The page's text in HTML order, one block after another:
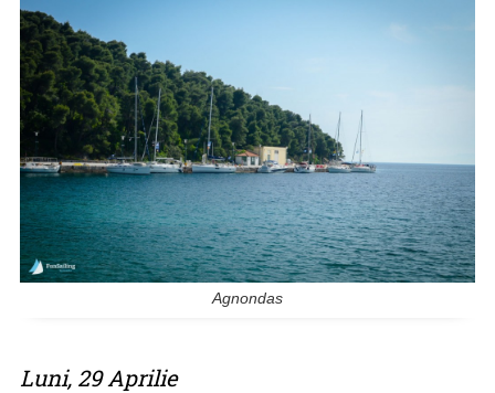
Agnondas
Luni, 29 Aprilie